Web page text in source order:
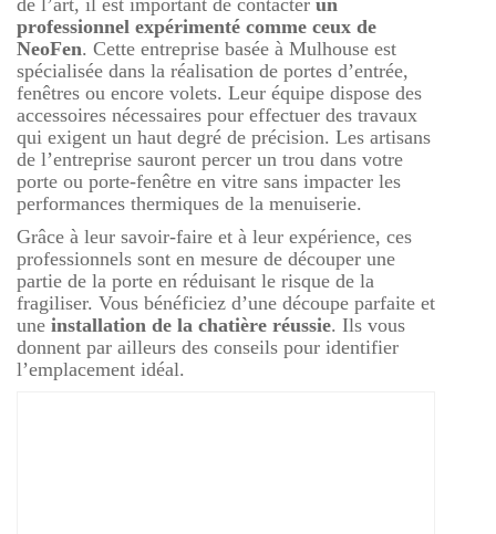
de l’art, il est important de contacter un
professionnel expérimenté comme ceux de
NeoFen. Cette entreprise basée à Mulhouse est
spécialisée dans la réalisation de portes d’entrée,
fenêtres ou encore volets. Leur équipe dispose des
accessoires nécessaires pour effectuer des travaux
qui exigent un haut degré de précision. Les artisans
de l’entreprise sauront percer un trou dans votre
porte ou porte-fenêtre en vitre sans impacter les
performances thermiques de la menuiserie.
Grâce à leur savoir-faire et à leur expérience, ces
professionnels sont en mesure de découper une
partie de la porte en réduisant le risque de la
fragiliser. Vous bénéficiez d’une découpe parfaite et
une installation de la chatière réussie. Ils vous
donnent par ailleurs des conseils pour identifier
l’emplacement idéal.